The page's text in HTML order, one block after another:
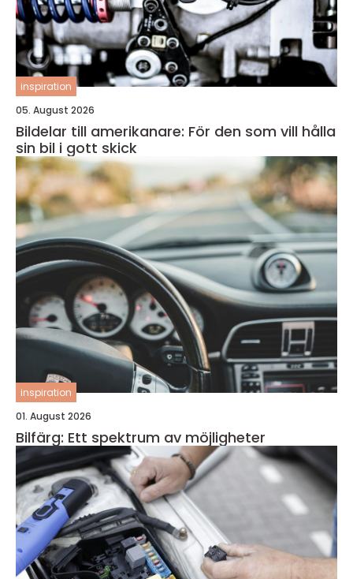
inspiration
05. August 2026
Bildelar till amerikanare: För den som vill hålla
sin bil i gott skick
inspiration
01. August 2026
Bilfärg: Ett spektrum av möjligheter